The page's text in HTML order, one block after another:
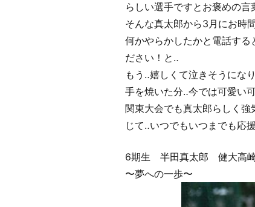
らしい選手ですとお褒めの言
そんな真太郎から3月にお時
何かやらかしたかと電話する
ださい！と‥
もう‥嬉しくて泣きそうにな
手を焼いた分‥今では可愛い
関東大会でも真太郎らしく
じて‥いつでもいつまでも応
6期生 半田真太郎 健大高
〜夢への一歩〜